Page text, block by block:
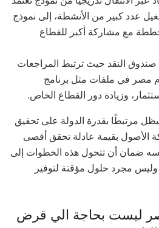
عدد كبير من الأنشطة، إلى نموذج
مع مشاركة أكبر للقطاع
صندوق النقد حيث ترتبط المراجعات
مصر في ملفات مثل برنامج
وزيادة دور القطاع الخاص.
مرتبطًا بقدرة الدولة على تحقيق
الأصول بقيمة عادلة تحقق أقصى
ضمان أن تتحول هذه الخطوات إلى
وليس مجرد حلول مؤقتة لتوفير
ليست بحاجة الي قرض